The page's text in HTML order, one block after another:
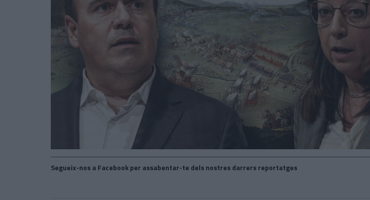
Segueix-nos a Facebook per assabentar-te dels nostres darrers reportatges